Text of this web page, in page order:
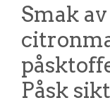
Smak
Påsk